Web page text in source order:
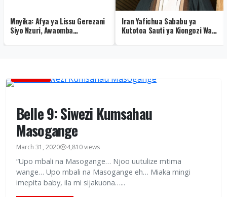
Mnyika: Afya ya Lissu Gerezani
Siyo Nzuri, Awaomba
Iran Yafichua Sababu ya
Kutotoa Sauti ya Kiongozi Wao
Belle 9: Siwezi Kumsahau
Masogange
March 31, 2020 4,810 views
“Upo mbali na Masogange… Njoo uutulize mtima
wange… Upo mbali na Masogange eh… Miaka mingi
imepita baby, ila mi sijakuona…...